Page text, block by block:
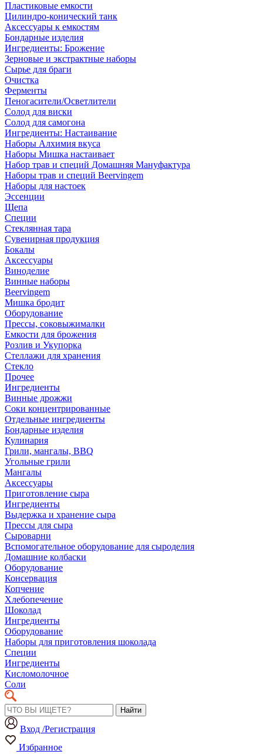
Пластиковые емкости
Цилиндро-конический танк
Аксессуары к емкостям
Бондарные изделия
Ингредиенты: Брожение
Зерновые и экстрактные наборы
Сырье для браги
Очистка
Ферменты
Пеногасители/Осветлители
Солод для виски
Солод для самогона
Ингредиенты: Настаивание
Наборы Алхимия вкуса
Наборы Мишка настаивает
Набор трав и специй Домашняя Мануфактура
Наборы трав и специй Beervingem
Наборы для настоек
Эссенции
Щепа
Специи
Стеклянная тара
Сувенирная продукция
Бокалы
Аксессуары
Виноделие
Винные наборы
Beervingem
Мишка бродит
Оборудование
Прессы, соковыжималки
Емкости для брожения
Розлив и Укупорка
Стеллажи для хранения
Стекло
Прочее
Ингредиенты
Винные дрожжи
Соки концентрированные
Отдельные ингредиенты
Бондарные изделия
Кулинария
Грили, мангалы, BBQ
Угольные грили
Мангалы
Аксессуары
Приготовление сыра
Ингредиенты
Выдержка и хранение сыра
Прессы для сыра
Сыроварни
Вспомогательное оборудование для сыроделия
Домашние колбаски
Оборудование
Консервация
Копчение
Хлебопечение
Шоколад
Ингредиенты
Оборудование
Наборы для приготовления шоколада
Специи
Ингредиенты
Кисломолочное
Соли
Найти
Вход /Регистрация
Избранное